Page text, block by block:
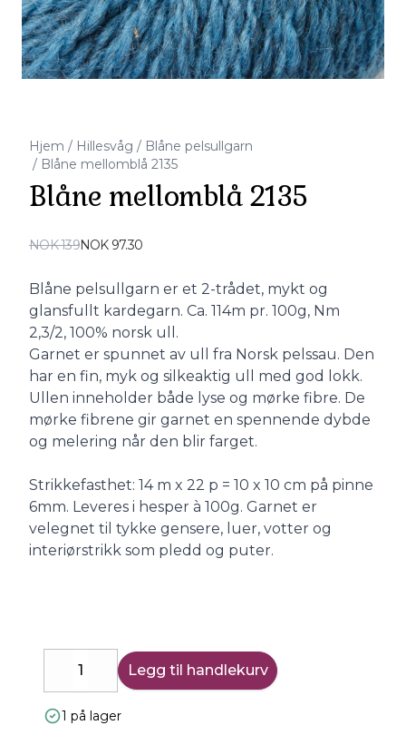
Hjem / Hillesvåg / Blåne pelsullgarn
/ Blåne mellomblå 2135
Blåne mellomblå 2135
NOK 139NOK 97.30
Description
Blåne pelsullgarn er et 2-trådet, mykt og
glansfullt kardegarn. Ca. 114m pr. 100g, Nm
2,3/2, 100% norsk ull.
Garnet er spunnet av ull fra Norsk pelssau. Den
har en fin, myk og silkeaktig ull med god lokk.
Ullen inneholder både lyse og mørke fibre. De
mørke fibrene gir garnet en spennende dybde
og melering når den blir farget.
Strikkefasthet: 14 m x 22 p = 10 x 10 cm på pinne
6mm. Leveres i hesper à 100g. Garnet er
velegnet til tykke gensere, luer, votter og
interiørstrikk som pledd og puter.
DecreaseIncrease
Legg til handlekurv
1 på lager